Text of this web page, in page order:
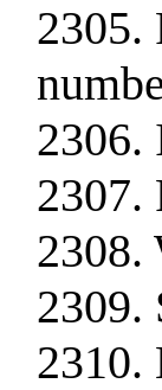
2305.
2306.
2307.
2308.
2309.
2310.